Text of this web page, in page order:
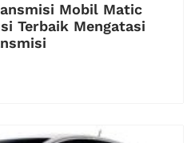
Mobil Matic
Terbaik Mengatasi